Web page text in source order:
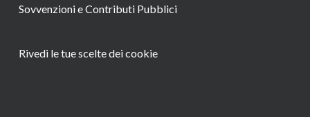
Sovvenzioni e Contributi Pubblici
Rivedi le tue scelte dei cookie